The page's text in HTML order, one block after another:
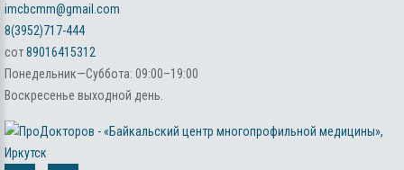
imcbcmm@gmail.com
8(3952)717-444
сот89016415312
Понедельник—Суббота: 09:00–19:00
Воскресенье выходной день.